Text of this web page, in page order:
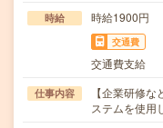
時給 時給1900円
交通費
交通費支給
仕事内容
【企業研修
ステムを使用